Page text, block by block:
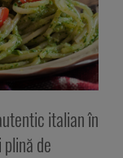
italian în
de